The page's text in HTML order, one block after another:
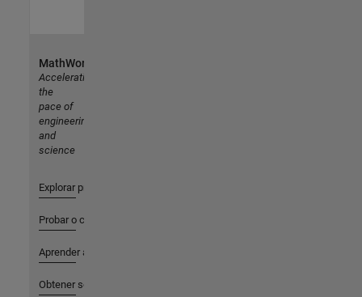
MathWorks
Accelerating
the
pace of
engineering
and
science
Explorar productos
Probar o comprar
Aprender a utilizar
Obtener soporte